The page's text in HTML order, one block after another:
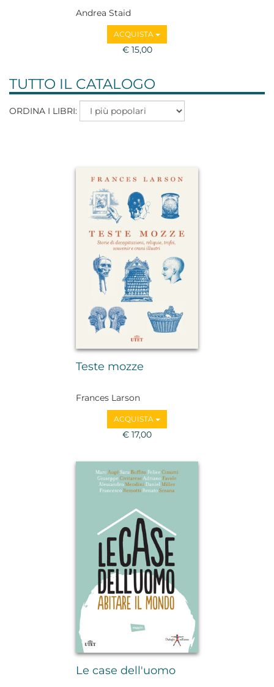
Andrea Staid
ACQUISTA
€ 15,00
TUTTO IL CATALOGO
ORDINA I LIBRI:
Teste mozze
Frances Larson
ACQUISTA
€ 17,00
Le case dell'uomo